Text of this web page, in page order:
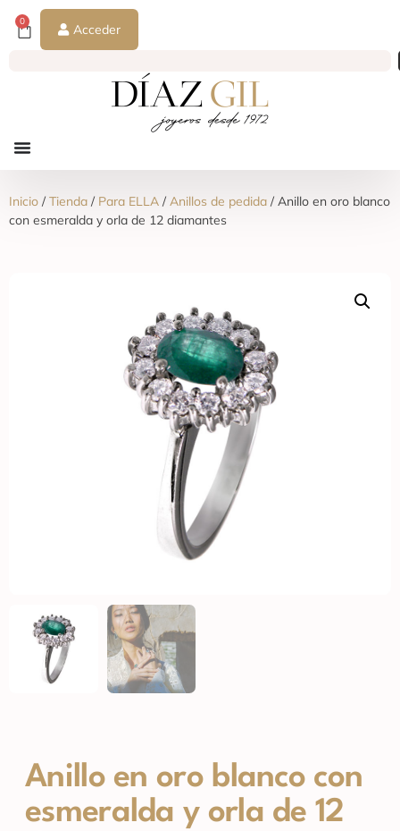
0
Acceder
Inicio /Tienda / Para ELLA /Anillos de pedida / Anillo en oro blanco
con esmeralda y orla de 12 diamantes
Anillo en oro blanco con
esmeralda y orla de 12